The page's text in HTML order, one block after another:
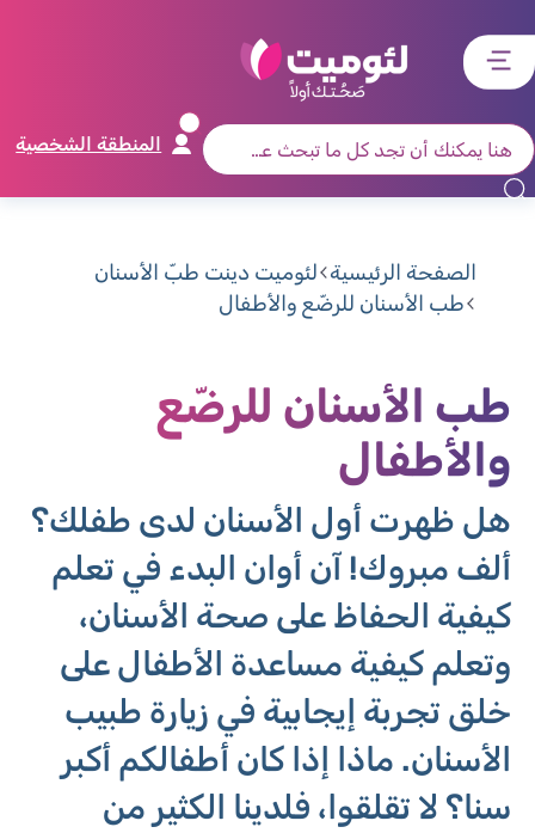
דלג
לתפריט
דלג
לרכיב
דלג
לתוכן
דלג
לאזור
תחתון
المنطقة الشخصية
الصفحة الرئيسية لئوميت دينت طبّ الأسنان
طب الأسنان للرضّع والأطفال
طب الأسنان للرضّع
والأطفال
هل ظهرت أول الأسنان لدى طفلك؟
ألف مبروك! آن أوان البدء في تعلم
كيفية الحفاظ على صحة الأسنان،
وتعلم كيفية مساعدة الأطفال على
خلق تجربة إيجابية في زيارة طبيب
الأسنان. ماذا إذا كان أطفالكم أكبر
سنا؟ لا تقلقوا، فلدينا الكثير من